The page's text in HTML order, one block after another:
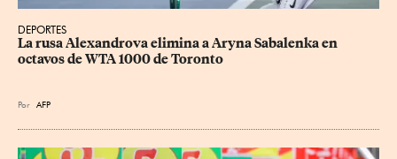
DEPORTES
La rusa Alexandrova elimina a Aryna Sabalenka en
octavos de WTA 1000 de Toronto
Por AFP